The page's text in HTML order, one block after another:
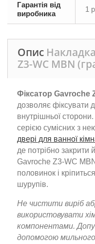
Гарантія від
виробника
1
Опис
Z3-WC MBN
Фіксатор Gavroche
дозволяє фіксувати
внутрішньої
серією сумісних з
двері для ванної
де потрібно закрити
Gavroche Z3-WC
половинок і
шурупів.
Не чистити виріб
використовувати
компонентами.
допомогою мильного